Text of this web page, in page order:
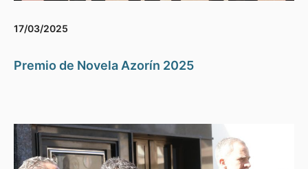
17/03/2025
Premio de Novela Azorín 2025